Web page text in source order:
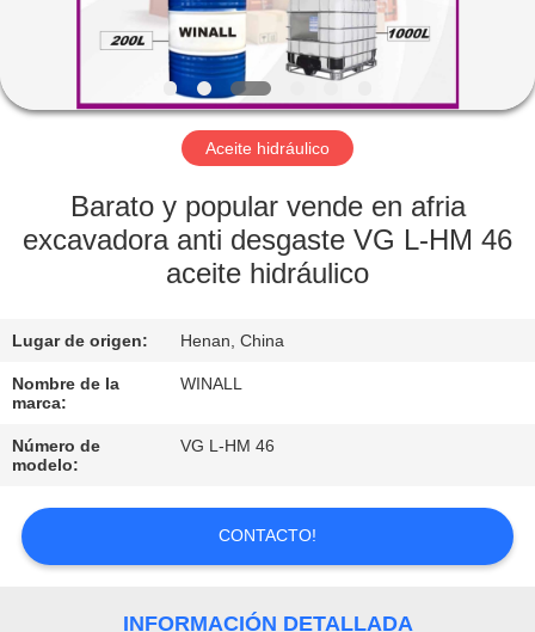
NOSOTROS
VISITA
FÁBRICA
DE
CALIDAD
SOLICITAR
UNA
COTIZACIÓN
Aceite hidráulico
Barato y popular vende en afria
excavadora anti desgaste VG L-HM 46
aceite hidráulico
Lugar de origen: Henan, China
Nombre de la
marca:
WINALL
Número de
modelo:
VG L-HM 46
CONTACTO!
INFORMACIÓN DETALLADA